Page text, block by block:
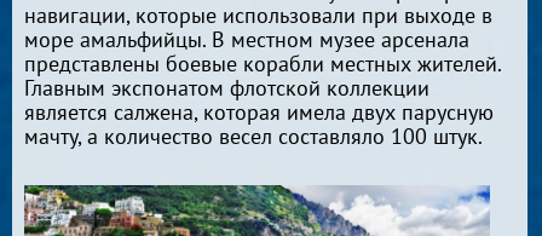
навигации, которые использовали при выходе в
море амальфийцы. В местном музее арсенала
представлены боевые корабли местных жителей.
Главным экспонатом флотской коллекции
является салжена, которая имела двух парусную
мачту, а количество весел составляло 100 штук.